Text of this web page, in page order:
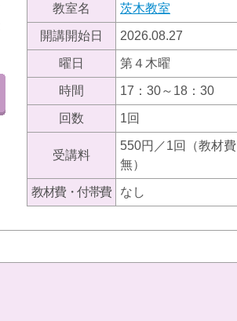
教室名 茨木教室
開講開始日 2026.08.27
曜日 第４木曜
時間 17：30～18：30
回数 1回
受講料
550円／1回（教材費
無）
教材費・付帯費 なし